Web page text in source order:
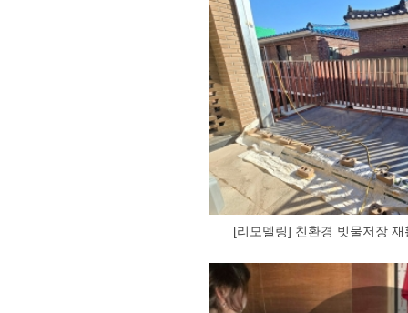
[리모델링] 친환경 빗물저장